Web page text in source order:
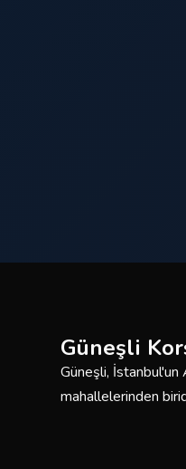
Güneşli
Güneşli, İstanbul'un
mahallelerinden